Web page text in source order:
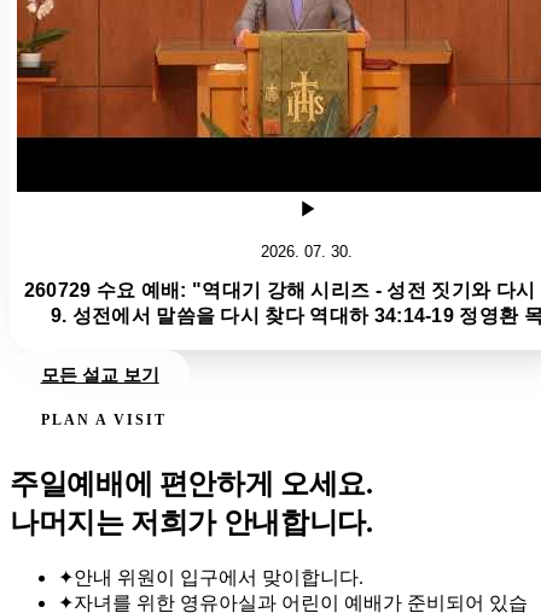
2026. 07. 30.
260729 수요 예배: "역대기 강해 시리즈 - 성전 짓기와 다
9. 성전에서 말씀을 다시 찾다 역대하 34:14-19 정영환
모든 설교 보기
PLAN A VISIT
주일예배에 편안하게 오세요.
나머지는 저희가 안내합니다.
✦안내 위원이 입구에서 맞이합니다.
✦자녀를 위한 영유아실과 어린이 예배가 준비되어 있습